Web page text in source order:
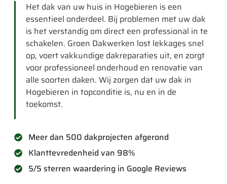
Het dak van uw huis in Hogebieren is een
essentieel onderdeel. Bij problemen met uw dak
is het verstandig om direct een professional in te
schakelen. Groen Dakwerken lost lekkages snel
op, voert vakkundige dakreparaties uit, en zorgt
voor professioneel onderhoud en renovatie van
alle soorten daken. Wij zorgen dat uw dak in
Hogebieren in topconditie is, nu en in de
toekomst.
Meer dan 500 dakprojecten afgerond
Klanttevredenheid van 98%
5/5 sterren waardering in Google Reviews